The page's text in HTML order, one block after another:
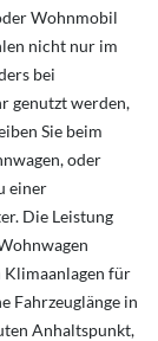
Wohnmobil
nicht nur im
bei
genutzt werden,
Sie beim
oder
einer
Die Leistung
Klimaanlagen für
Fahrzeuglänge in
Anhaltspunkt,